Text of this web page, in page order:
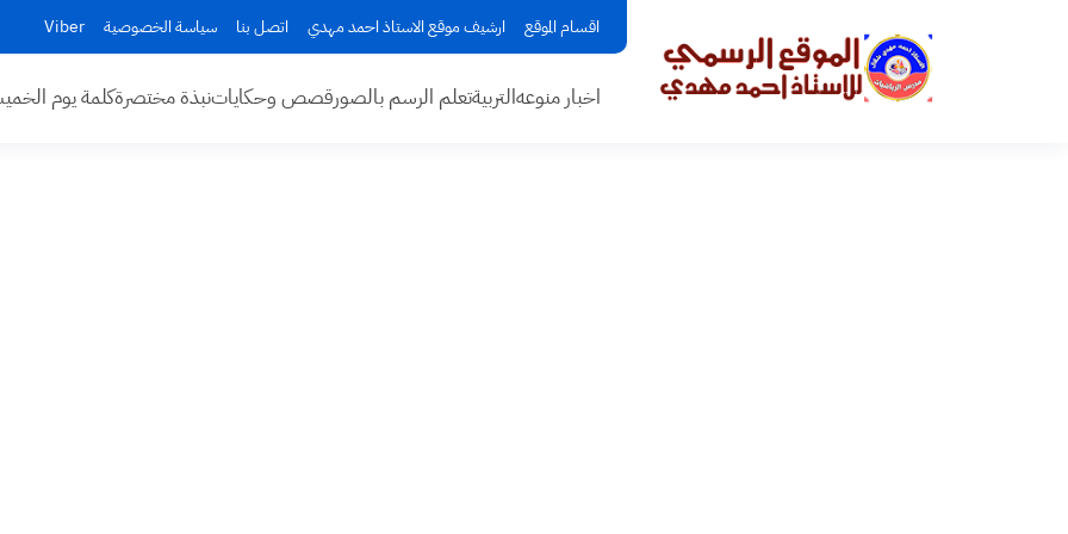
اقسام الموقع ارشيف موقع الاستاذ احمد مهدي اتصل بنا سياسة الخصوصية Viber
اخبار منوعهالتربيةتعلم الرسم بالصورقصص وحكاياتنبذة مختصرةكلمة يوم